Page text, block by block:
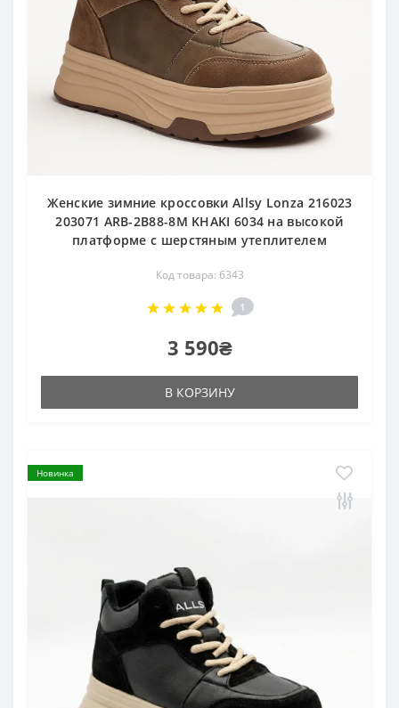
Женские зимние кроссовки Allsy Lonza 216023
203071 ARB-2B88-8M KHAKI 6034 на высокой
платформе с шерстяным утеплителем
Код товара: 6343
1
3 590₴
В КОРЗИНУ
Новинка